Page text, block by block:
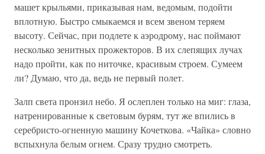
машет крыльями, приказывая нам, ведомым, подойти
вплотную. Быстро смыкаемся и всем звеном теряем
высоту. Сейчас, при подлете к аэродрому, нас поймают
несколько зенитных прожекторов. В их слепящих лучах
надо пройти, как по ниточке, красивым строем. Сумеем
ли? Думаю, что да, ведь не первый полет.
Залп света пронзил небо. Я ослеплен только на миг: глаза,
натренированные к световым бурям, тут же впились в
серебристо-огненную машину Кочеткова. «Чайка» словно
вспыхнула белым огнем. Сразу трудно смотреть.